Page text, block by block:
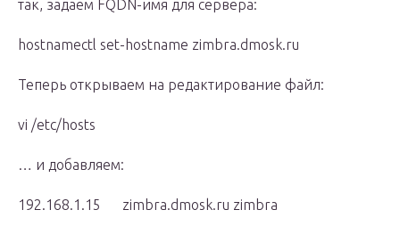
так, задаем FQDN-имя для сервера:
hostnamectl set-hostname zimbra.dmosk.ru
Теперь открываем на редактирование файл:
vi /etc/hosts
… и добавляем:
192.168.1.15 zimbra.dmosk.ru zimbra